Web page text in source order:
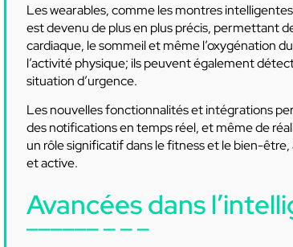
Les wearables, comme les montres
est devenu de plus en plus précis, permettant
cardiaque, le sommeil et même l’oxygénation
l’activité physique; ils peuvent également
situation d’urgence.
Les nouvelles fonctionnalités et intégrations
des notifications en temps réel, et même de
un rôle significatif dans le fitness et le bien-
et active.
Avancées dans